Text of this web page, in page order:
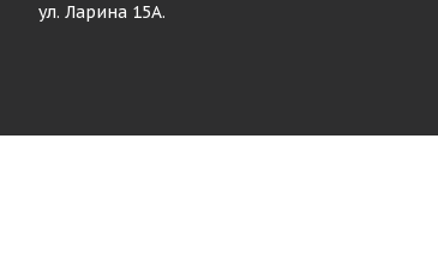
ул. Ларина 15А.